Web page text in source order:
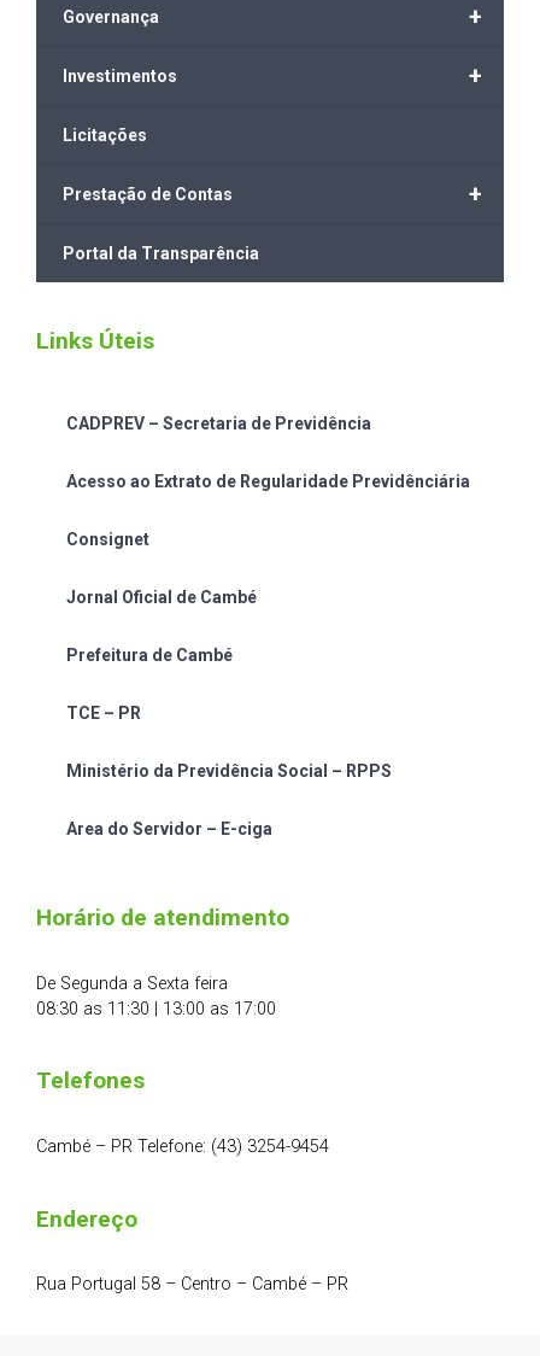
+
Governança
+
Investimentos
Licitações
+
Prestação de Contas
Portal da Transparência
Links Úteis
CADPREV – Secretaria de Previdência
Acesso ao Extrato de Regularidade Previdênciária
Consignet
Jornal Oficial de Cambé
Prefeitura de Cambé
TCE – PR
Ministério da Previdência Social – RPPS
Area do Servidor – E-ciga
Horário de atendimento
De Segunda a Sexta feira
08:30 as 11:30 | 13:00 as 17:00
Telefones
Cambé – PR Telefone: (43) 3254-9454
Endereço
Rua Portugal 58 – Centro – Cambé – PR